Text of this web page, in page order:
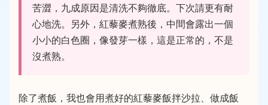
苦澀，九成原因是清洗不夠徹底。下次請更有耐
心地洗。另外，紅藜麥煮熟後，中間會露出一個
小小的白色圈，像發芽一樣，這是正常的，不是
沒煮熟。
除了煮飯，我也會用煮好的紅藜麥飯拌沙拉、做成飯